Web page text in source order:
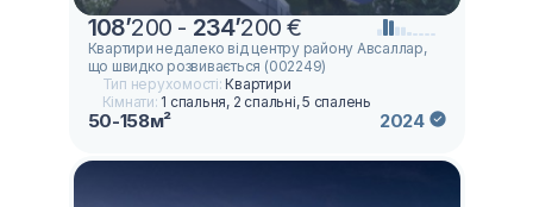
108’200 - 234’200 €
Квартири недалеко від центру району Авсаллар,
що швидко розвивається (002249)
Тип нерухомості:Квартири
Кімнати: 1 спальня, 2 спальні, 5 спалень
50-158м² 2024